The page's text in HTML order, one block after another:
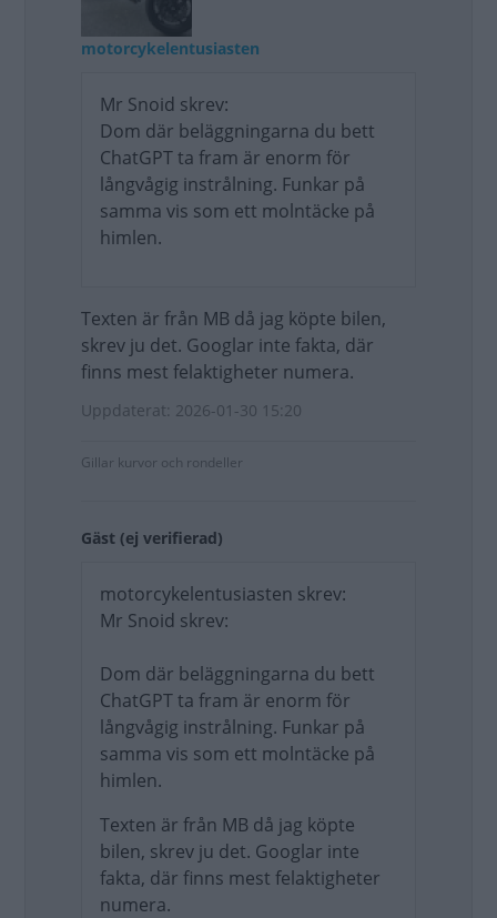
motorcykelentusiasten
Mr Snoid skrev:
Dom där beläggningarna du bett
ChatGPT ta fram är enorm för
långvågig instrålning. Funkar på
samma vis som ett molntäcke på
himlen.
Texten är från MB då jag köpte bilen,
skrev ju det. Googlar inte fakta, där
finns mest felaktigheter numera.
Uppdaterat: 2026-01-30 15:20
Gillar kurvor och rondeller
Gäst (ej verifierad)
motorcykelentusiasten skrev:
Mr Snoid skrev:
Dom där beläggningarna du bett
ChatGPT ta fram är enorm för
långvågig instrålning. Funkar på
samma vis som ett molntäcke på
himlen.
Texten är från MB då jag köpte
bilen, skrev ju det. Googlar inte
fakta, där finns mest felaktigheter
numera.